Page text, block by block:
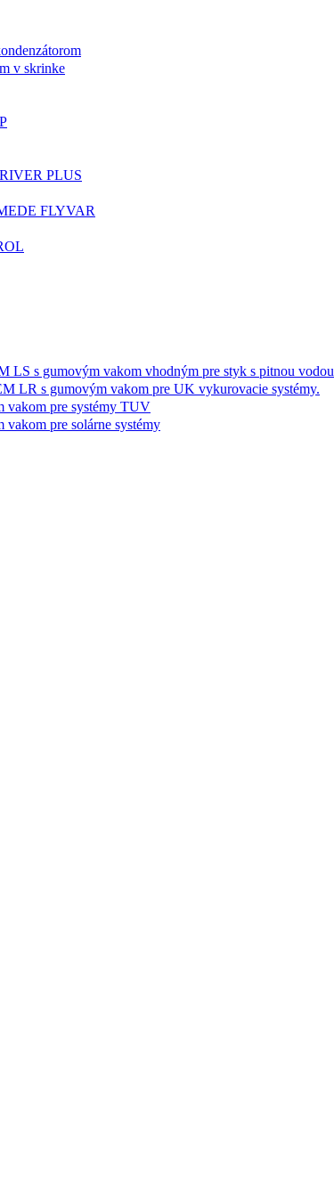
v skrinke
PLUS
FLYVAR
s gumovým vakom vhodným pre styk s pitnou vodou
LR s gumovým vakom pre UK vykurovacie systémy.
vakom pre systémy TUV
pre solárne systémy